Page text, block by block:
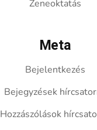
Zeneoktatás
Meta
Bejelentkezés
Bejegyzések
Hozzászólások